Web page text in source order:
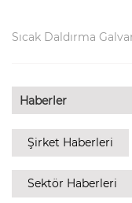
Sıcak Daldırma
Haberler
Şirket Haberleri
Sektör Haberleri